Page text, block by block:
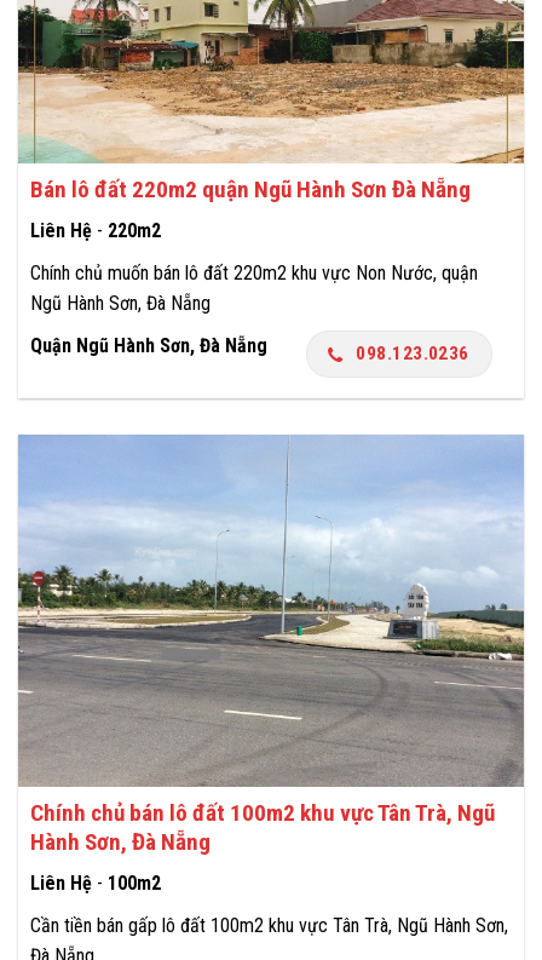
Bán lô đất 220m2 quận Ngũ Hành Sơn Đà Nẵng
Liên Hệ - 220m2
Chính chủ muốn bán lô đất 220m2 khu vực Non Nước, quận
Ngũ Hành Sơn, Đà Nẵng
Quận Ngũ Hành Sơn, Đà Nẵng
098.123.0236
Chính chủ bán lô đất 100m2 khu vực Tân Trà, Ngũ
Hành Sơn, Đà Nẵng
Liên Hệ - 100m2
Cần tiền bán gấp lô đất 100m2 khu vực Tân Trà, Ngũ Hành Sơn,